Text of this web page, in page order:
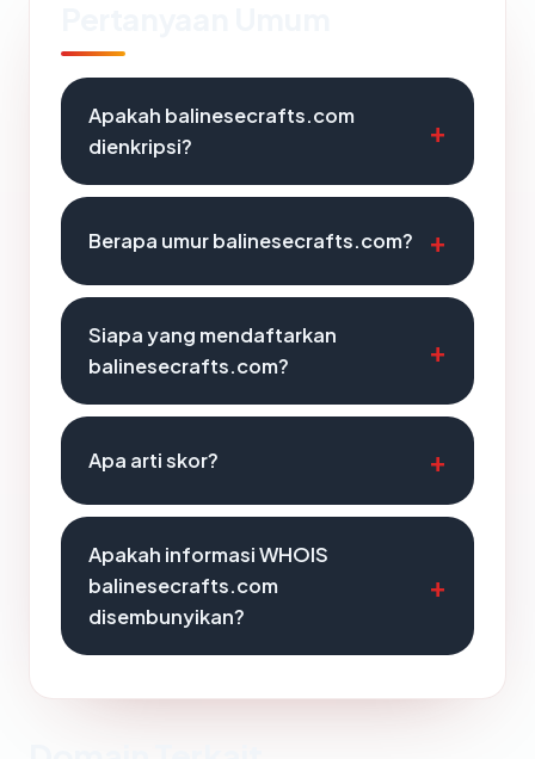
Apakah balinesecrafts.com
dienkripsi?
Berapa umur balinesecrafts.com?
Siapa yang mendaftarkan
balinesecrafts.com?
Apa arti skor?
Apakah informasi WHOIS
balinesecrafts.com
disembunyikan?